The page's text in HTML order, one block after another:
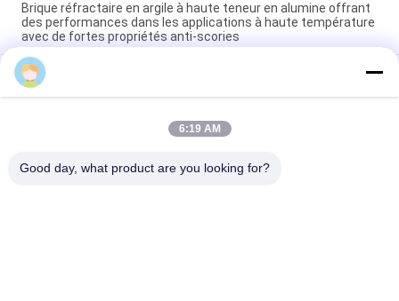
Brique réfractaire en argile à haute teneur en alumine offrant
des performances dans les applications à haute température
avec de fortes propriétés anti-scories
1350C Taux de glissement isolant le feu Briques d'argile
idéales pour l'isolation thermique dans des environnements
difficiles
Brique réfractaire en argile de densité apparente 2.1-2.2 : le
6:19 AM
Good day, what product are you looking for?